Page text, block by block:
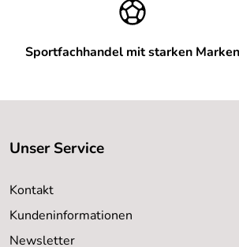
Sportfachhandel mit starken Marken
Unser Service
Kontakt
Kundeninformationen
Newsletter